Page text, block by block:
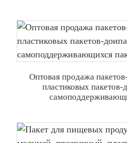
Оптовая продажа
пластиковых пакетов-